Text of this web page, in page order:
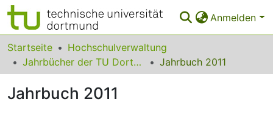
Anmelden
Bereiche & Sammlungen
Das gesamte Repositorium
Statistiken
Startseite
Hochschulverwaltung
Jahrbücher der TU Dortmund
Jahrbuch 2011
Jahrbuch 2011